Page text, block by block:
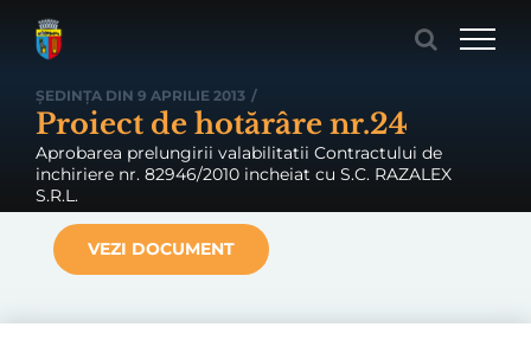
ȘEDINȚA DIN 9 APRILIE 2013 /
Proiect de hotărâre nr.24
Aprobarea prelungirii valabilitatii Contractului de
inchiriere nr. 82946/2010 incheiat cu S.C. RAZALEX
S.R.L.
VEZI DOCUMENT